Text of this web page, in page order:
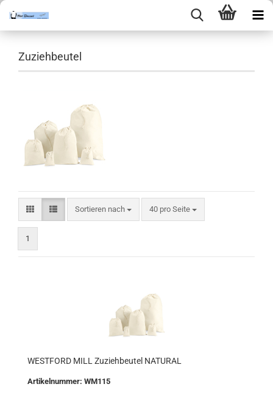
Zuziehbeutel
Sortieren nach
Sortieren nach 40 pro Seite
pro Seite
1
WESTFORD MILL Zuziehbeutel NATURAL
Artikelnummer: WM115